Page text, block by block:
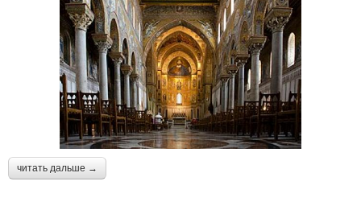
читать дальше →